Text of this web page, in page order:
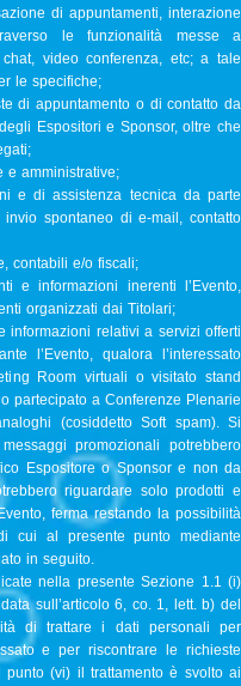
di appuntamenti, interazione
le funzionalità messe a
video conferenza, etc; a tale
le specifiche;
di appuntamento o di contatto da
Espositori e Sponsor, oltre che
amministrative;
e di assistenza tecnica da parte
invio spontaneo di e-mail, contatto
contabili e/o fiscali;
informazioni inerenti l’Evento,
organizzati dai Titolari;
relativi a servizi offerti
l’Evento, qualora l’interessato
Room virtuali o visitato stand
partecipato a Conferenze Plenarie
(cosiddetto Soft spam). Si
promozionali potrebbero
Espositore o Sponsor e non da
riguardare solo prodotti e
ferma restando la possibilità
cui al presente punto mediante
in seguito.
nella presente Sezione 1.1 (i)
sull’articolo 6, co. 1, lett. b) del
di trattare i dati personali per
e per riscontrare le richieste
punto (vi) il trattamento è svolto ai